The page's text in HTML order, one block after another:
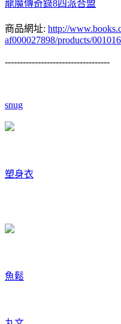
龍魔傳奇錄8四派合盟
商品網址: http://
af000027898/products/
-----------------------------------
snug
塑身衣
魚鬆